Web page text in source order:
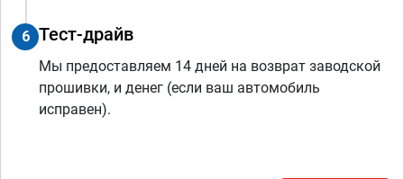
6 Тест-драйв
Мы предоставляем 14 дней на возврат заводской
прошивки, и денег (если ваш автомобиль
исправен).